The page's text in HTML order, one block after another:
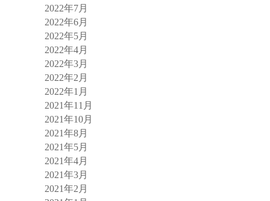
2022年7月
2022年6月
2022年5月
2022年4月
2022年3月
2022年2月
2022年1月
2021年11月
2021年10月
2021年8月
2021年5月
2021年4月
2021年3月
2021年2月